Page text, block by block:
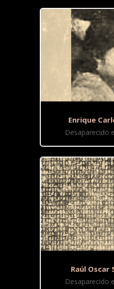
Enrique
Desaparecido
Raúl Oscar
Desaparecido